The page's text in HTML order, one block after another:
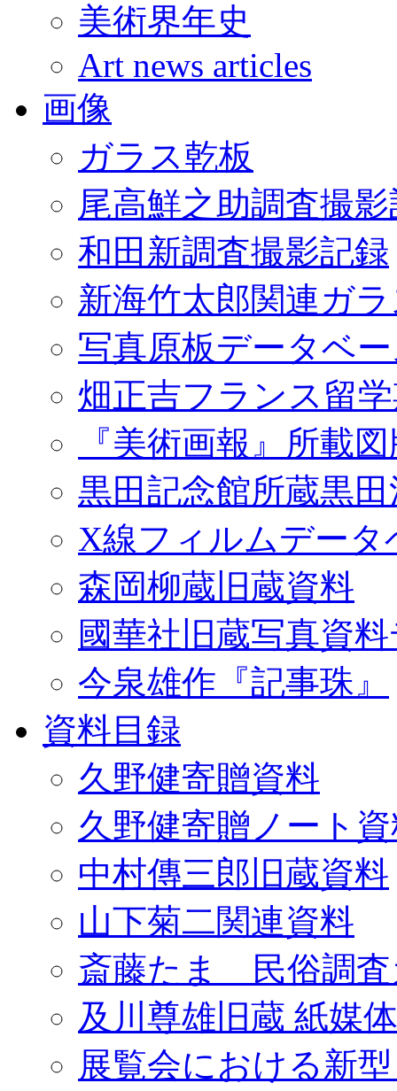
美術界年史
Art news articles
画像
ガラス乾板
尾高鮮之助調査撮
和田新調査撮影記録
新海竹太郎関連ガ
写真原板データベ
畑正吉フランス留
『美術画報』所載
黒田記念館所蔵黒
X線フィルムデータ
森岡柳蔵旧蔵資料
國華社旧蔵写真資
今泉雄作『記事珠』
資料目録
久野健寄贈資料
久野健寄贈ノート
中村傳三郎旧蔵資料
山下菊二関連資料
斎藤たま 民俗調査
及川尊雄旧蔵 紙媒
展覧会における新